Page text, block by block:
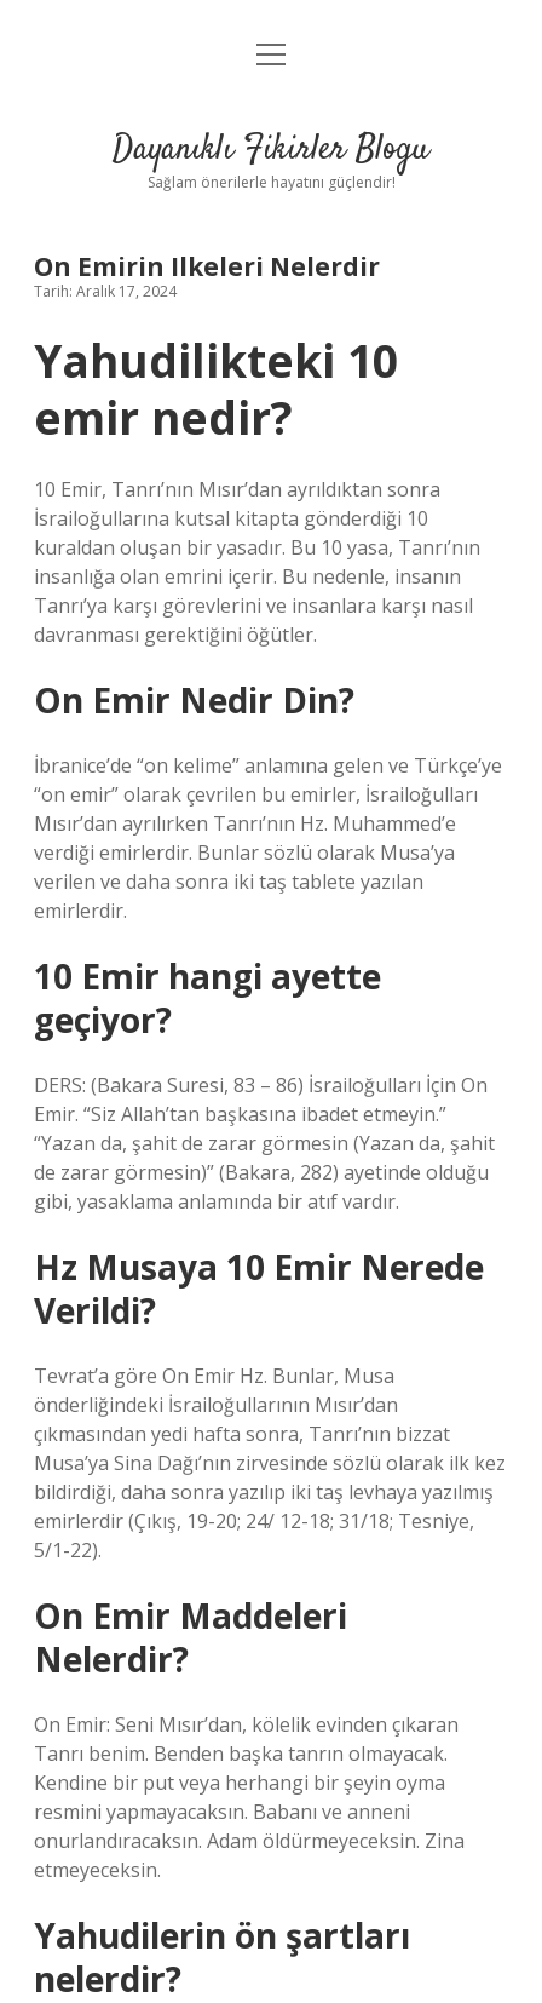
Anasayfa
Yasal Uyarı
menüyü
Dayanıklı Fikirler Blogu
Sağlam önerilerle hayatını güçlendir!
On Emirin Ilkeleri Nelerdir
Tarih: Aralık 17, 2024
Yahudilikteki 10
emir nedir?
10 Emir, Tanrı’nın Mısır’dan ayrıldıktan sonra
İsrailoğullarına kutsal kitapta gönderdiği 10
kuraldan oluşan bir yasadır. Bu 10 yasa, Tanrı’nın
insanlığa olan emrini içerir. Bu nedenle, insanın
Tanrı’ya karşı görevlerini ve insanlara karşı nasıl
davranması gerektiğini öğütler.
On Emir Nedir Din?
İbranice’de “on kelime” anlamına gelen ve Türkçe’ye
“on emir” olarak çevrilen bu emirler, İsrailoğulları
Mısır’dan ayrılırken Tanrı’nın Hz. Muhammed’e
verdiği emirlerdir. Bunlar sözlü olarak Musa’ya
verilen ve daha sonra iki taş tablete yazılan
emirlerdir.
10 Emir hangi ayette
geçiyor?
DERS: (Bakara Suresi, 83 – 86) İsrailoğulları İçin On
Emir. “Siz Allah’tan başkasına ibadet etmeyin.”
“Yazan da, şahit de zarar görmesin (Yazan da, şahit
de zarar görmesin)” (Bakara, 282) ayetinde olduğu
gibi, yasaklama anlamında bir atıf vardır.
Hz Musaya 10 Emir Nerede
Verildi?
Tevrat’a göre On Emir Hz. Bunlar, Musa
önderliğindeki İsrailoğullarının Mısır’dan
çıkmasından yedi hafta sonra, Tanrı’nın bizzat
Musa’ya Sina Dağı’nın zirvesinde sözlü olarak ilk kez
bildirdiği, daha sonra yazılıp iki taş levhaya yazılmış
emirlerdir (Çıkış, 19-20; 24/ 12-18; 31/18; Tesniye,
5/1-22).
On Emir Maddeleri
Nelerdir?
On Emir: Seni Mısır’dan, kölelik evinden çıkaran
Tanrı benim. Benden başka tanrın olmayacak.
Kendine bir put veya herhangi bir şeyin oyma
resmini yapmayacaksın. Babanı ve anneni
onurlandıracaksın. Adam öldürmeyeceksin. Zina
etmeyeceksin.
Yahudilerin ön şartları
nelerdir?